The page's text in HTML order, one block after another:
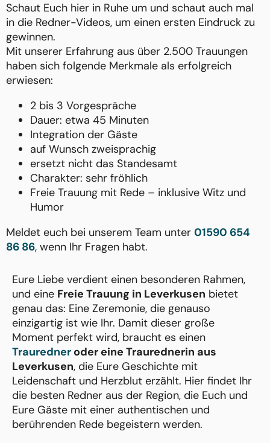
Schaut Euch hier in Ruhe um und schaut auch mal
in die Redner-Videos, um einen ersten Eindruck zu
gewinnen.
Mit unserer Erfahrung aus über 2.500 Trauungen
haben sich folgende Merkmale als erfolgreich
erwiesen:
2 bis 3 Vorgespräche
Dauer: etwa 45 Minuten
Integration der Gäste
auf Wunsch zweisprachig
ersetzt nicht das Standesamt
Charakter: sehr fröhlich
Freie Trauung mit Rede – inklusive Witz und
Humor
Meldet euch bei unserem Team unter 01590 654
86 86, wenn Ihr Fragen habt.
Eure Liebe verdient einen besonderen Rahmen,
und eine Freie Trauung in Leverkusen bietet
genau das: Eine Zeremonie, die genauso
einzigartig ist wie Ihr. Damit dieser große
Moment perfekt wird, braucht es einen
Trauredner oder eine Traurednerin aus
Leverkusen, die Eure Geschichte mit
Leidenschaft und Herzblut erzählt. Hier findet Ihr
die besten Redner aus der Region, die Euch und
Eure Gäste mit einer authentischen und
berührenden Rede begeistern werden.